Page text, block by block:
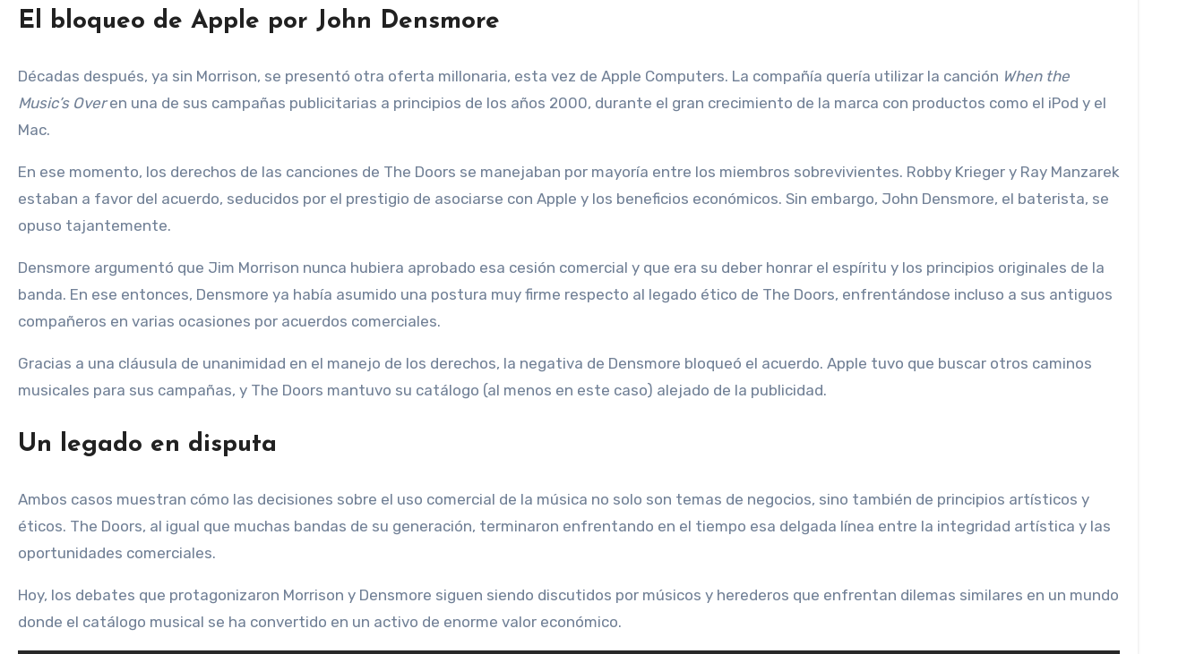
El bloqueo de Apple por John Densmore
Décadas después, ya sin Morrison, se presentó otra oferta millonaria, esta vez de Apple Computers. La compañía quería utilizar la canción When the
Music’s Overen una de sus campañas publicitarias a principios de los años 2000, durante el gran crecimiento de la marca con productos como el iPod y el
Mac.
En ese momento, los derechos de las canciones de The Doors se manejaban por mayoría entre los miembros sobrevivientes. Robby Krieger y Ray Manzarek
estaban a favor del acuerdo, seducidos por el prestigio de asociarse con Apple y los beneficios económicos. Sin embargo, John Densmore, el baterista, se
opuso tajantemente.
Densmore argumentó que Jim Morrison nunca hubiera aprobado esa cesión comercial y que era su deber honrar el espíritu y los principios originales de la
banda. En ese entonces, Densmore ya había asumido una postura muy firme respecto al legado ético de The Doors, enfrentándose incluso a sus antiguos
compañeros en varias ocasiones por acuerdos comerciales.
Gracias a una cláusula de unanimidad en el manejo de los derechos, la negativa de Densmore bloqueó el acuerdo. Apple tuvo que buscar otros caminos
musicales para sus campañas, y The Doors mantuvo su catálogo (al menos en este caso) alejado de la publicidad.
Un legado en disputa
Ambos casos muestran cómo las decisiones sobre el uso comercial de la música no solo son temas de negocios, sino también de principios artísticos y
éticos. The Doors, al igual que muchas bandas de su generación, terminaron enfrentando en el tiempo esa delgada línea entre la integridad artística y las
oportunidades comerciales.
Hoy, los debates que protagonizaron Morrison y Densmore siguen siendo discutidos por músicos y herederos que enfrentan dilemas similares en un mundo
donde el catálogo musical se ha convertido en un activo de enorme valor económico.